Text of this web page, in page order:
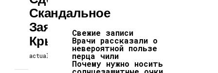
Скандальное
Заявление О
Крыме
actuallynews 06.07.2026
Свежие записи
Врачи рассказали о
невероятной пользе
перца чили
Почему нужно носить